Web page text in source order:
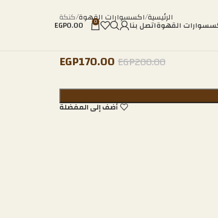
القهوةاتصل بنا 0
EGP0.00
الرئيسية اكسسوارات القهوة كنكة
EGP200.00
EGP170.00
أضف إلى المفضلة